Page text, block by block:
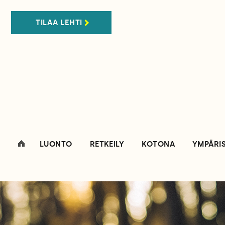
TILAA LEHTI
LUONTO RETKEILY KOTONA